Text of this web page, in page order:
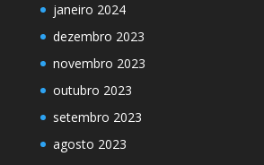
janeiro 2024
dezembro 2023
novembro 2023
outubro 2023
setembro 2023
agosto 2023